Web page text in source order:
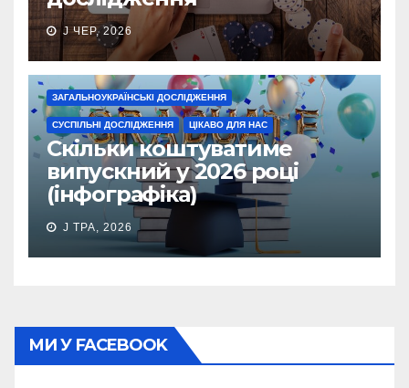
J ЧЕР, 2026
ЗАГАЛЬНОУКРАЇНСЬКІ ДОСЛІДЖЕННЯ
СУСПІЛЬНІ ДОСЛІДЖЕННЯ ЦІКАВО ДЛЯ НАС
Скільки коштуватиме
випускний у 2026 році
(інфографіка)
J ТРА, 2026
МИ У FACEBOOK